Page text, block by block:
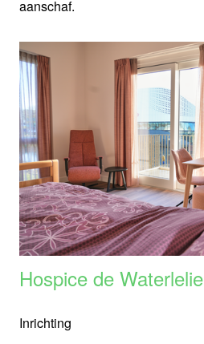
aanschaf.
Hospice de Waterlelie
Inrichting